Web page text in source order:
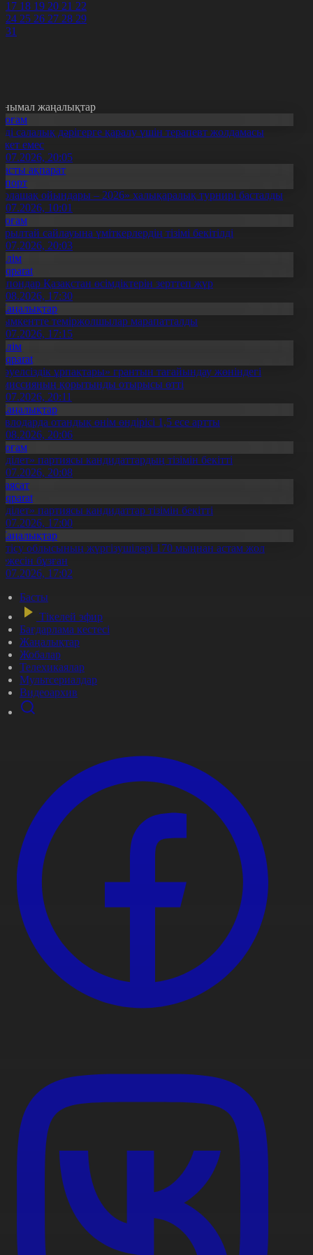
17 18 19 20 21 22
24 25 26 27 28 29
31
жаңалықтар
салалық дәрігерге қаралу үшін терапевт жолдамасы
емес
20:05
ақпарат
ойындары – 2026» халықаралық турнирі басталды
10:01
сайлауына үміткерлердің тізімі бекітілді
20:03
Қазақстан өсімдіктерін зерттеп жүр
17:30
теміржолшылар марапатталды
17:15
ұрпақтары» грантын тағайындау жөніндегі
қорытынды отырысы өтті
20:11
отандық өнім өндірісі 1,5 есе артты
20:06
партиясы кандидаттардың тізімін бекітті
20:08
партиясы кандидаттар тізімін бекітті
17:00
облысының жүргізушілері 170 мыңнан астам жол
бұзған
17:02
Басты
Тікелей эфир
Бағдарлама кестесі
Жаңалықтар
Жобалар
Телехикаялар
Мультсериалдар
Видеоархив